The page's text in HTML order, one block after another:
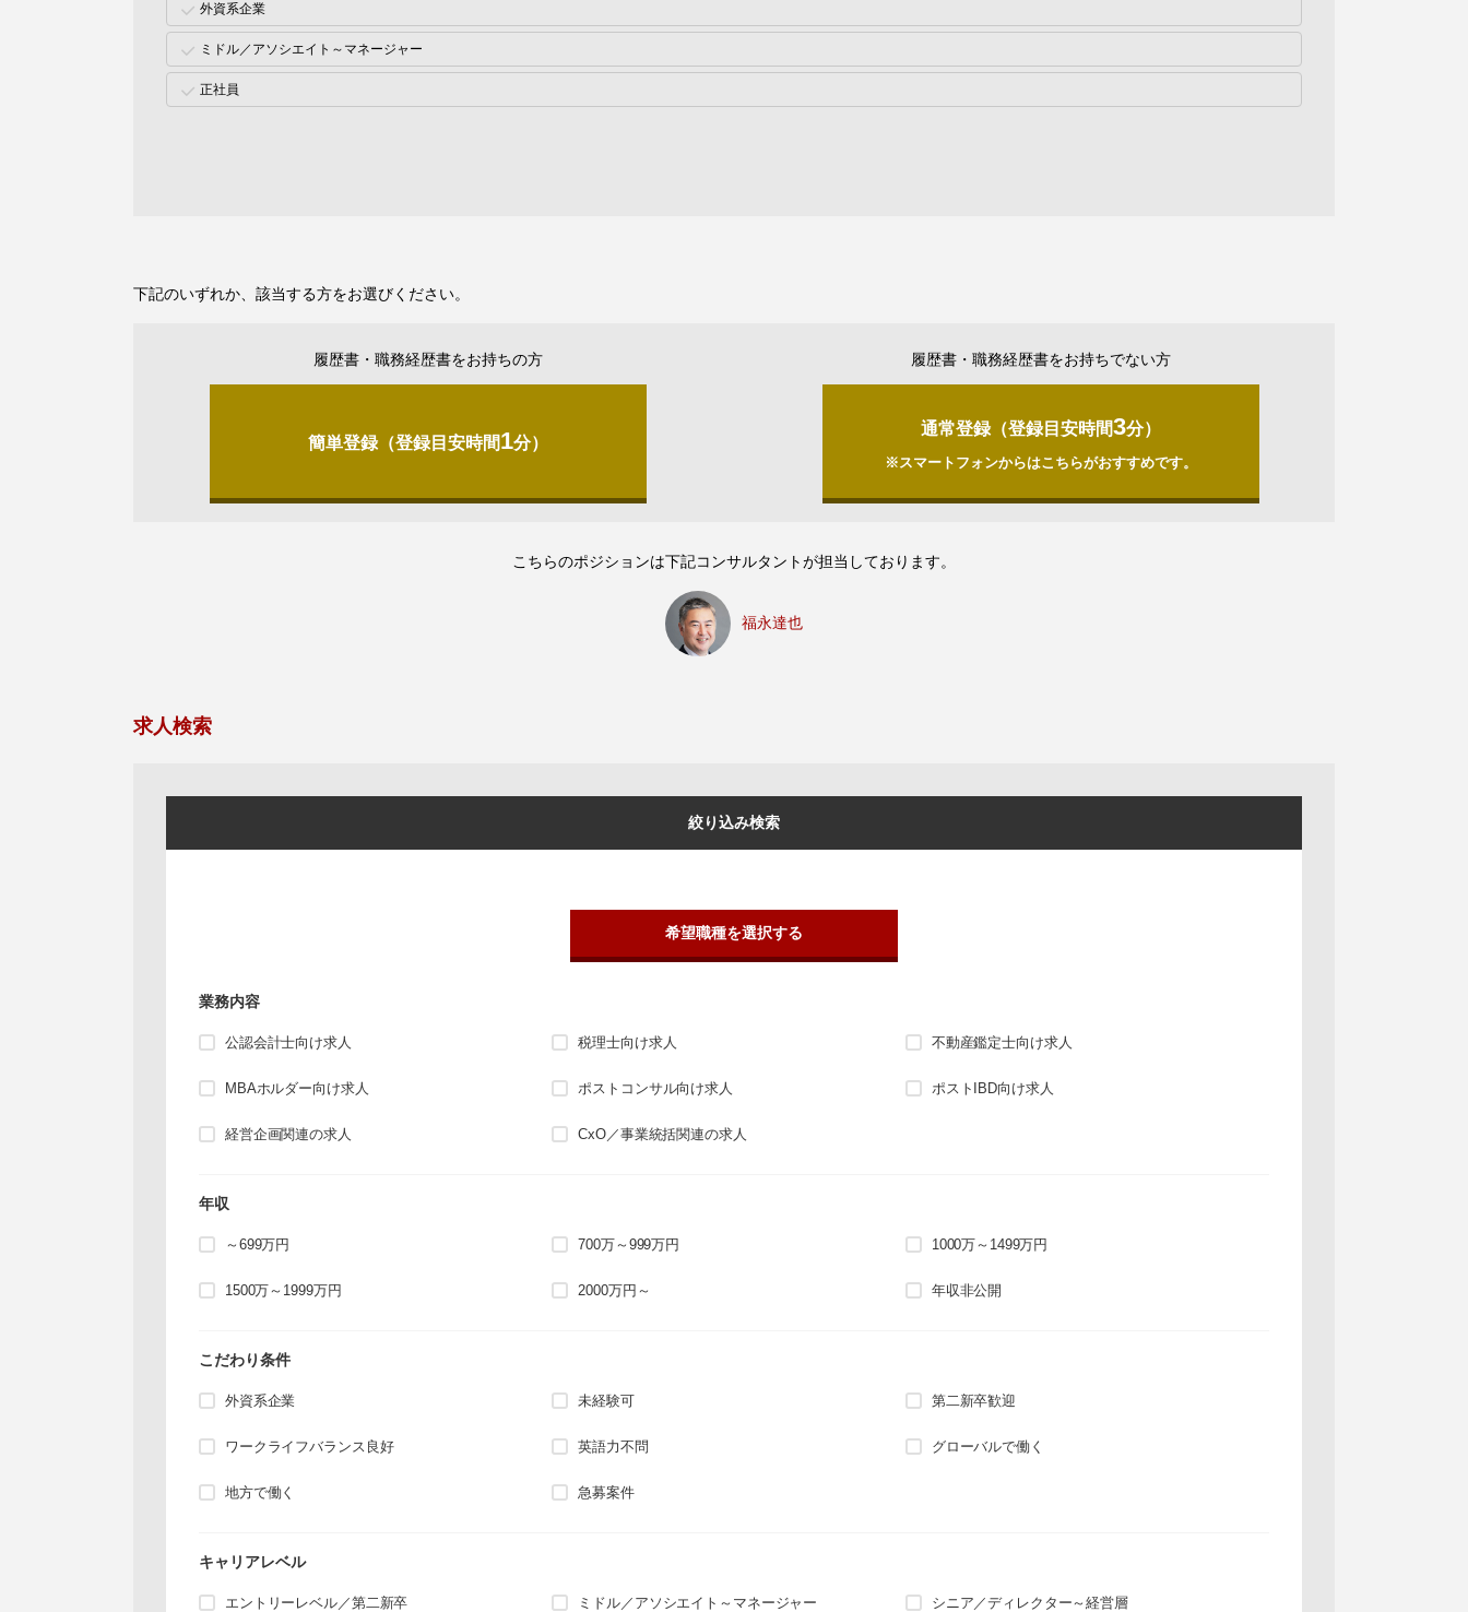
外資系企業
ミドル／アソシエイト～マネージャー
正社員
下記のいずれか、該当する方をお選びください。
履歴書・職務経歴書をお持ちの方
簡単登録（登録目安時間1分）
履歴書・職務経歴書をお持ちでない方
通常登録（登録目安時間3分）
※スマートフォンからはこちらがおすすめです。
こちらのポジションは下記コンサルタントが担当しております。
福永達也
求人検索
絞り込み検索
希望職種を選択する
業務内容
公認会計士向け求人 税理士向け求人 不動産鑑定士向け求人
MBAホルダー向け求人 ポストコンサル向け求人 ポストIBD向け求人
経営企画関連の求人 CxO／事業統括関連の求人
年収
～699万円 700万～999万円 1000万～1499万円
1500万～1999万円 2000万円～ 年収非公開
こだわり条件
外資系企業 未経験可 第二新卒歓迎
ワークライフバランス良好 英語力不問 グローバルで働く
地方で働く 急募案件
キャリアレベル
エントリーレベル／第二新卒 ミドル／アソシエイト～マネージャー シニア／ディレクター～経営層